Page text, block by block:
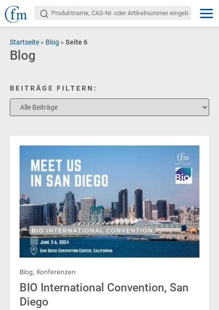
Startseite » Blog » Seite 6
Blog
BEITRÄGE FILTERN:
Blog, Konferenzen
BIO International Convention, San
Diego